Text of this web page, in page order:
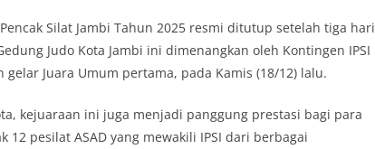
Silat Jambi Tahun 2025 resmi ditutup setelah tiga hari
Judo Kota Jambi ini dimenangkan oleh Kontingen IPSI
Juara Umum pertama, pada Kamis (18/12) lalu.
kejuaraan ini juga menjadi panggung prestasi bagi para
12 pesilat ASAD yang mewakili IPSI dari berbagai